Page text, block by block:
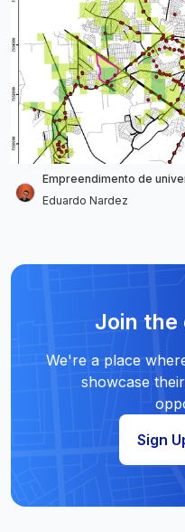
Empreendimento de
Eduardo Nardez
Join
We're a place
showcase
Sign